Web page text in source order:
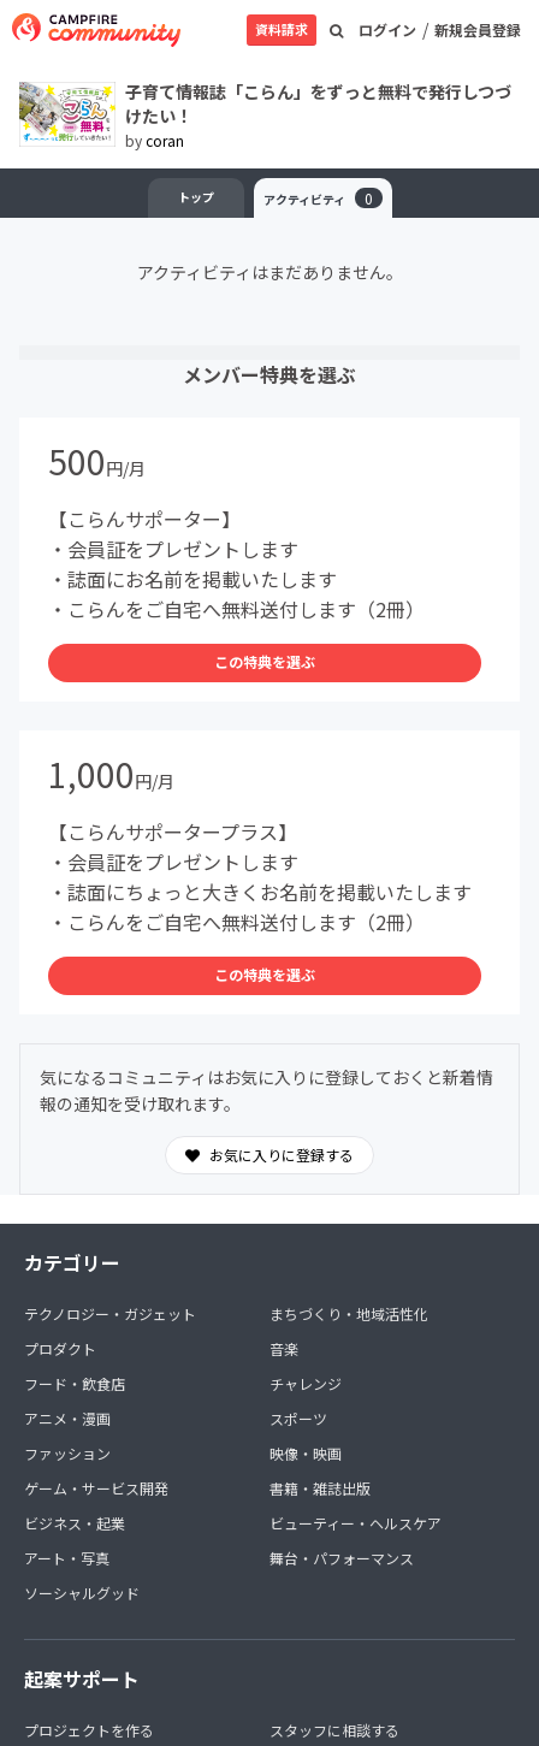
ログイン / 新規会員登録
資料請求
子育て情報誌「こらん」をずっと無料で発行しつづ
けたい！
bycoran
トップ アクティビティ 0
アクティビティはまだありません。
メンバー特典を選ぶ
500円/月
【こらんサポーター】
・会員証をプレゼントします
・誌面にお名前を掲載いたします
・こらんをご自宅へ無料送付します（2冊）
この特典を選ぶ
1,000円/月
【こらんサポータープラス】
・会員証をプレゼントします
・誌面にちょっと大きくお名前を掲載いたします
・こらんをご自宅へ無料送付します（2冊）
この特典を選ぶ
気になるコミュニティはお気に入りに登録しておくと新着情
報の通知を受け取れます。
お気に入りに登録する
カテゴリー
テクノロジー・ガジェット
プロダクト
フード・飲食店
アニメ・漫画
ファッション
ゲーム・サービス開発
ビジネス・起業
アート・写真
ソーシャルグッド
まちづくり・地域活性化
音楽
チャレンジ
スポーツ
映像・映画
書籍・雑誌出版
ビューティー・ヘルスケア
舞台・パフォーマンス
起案サポート
プロジェクトを作る
スタッフに相談する